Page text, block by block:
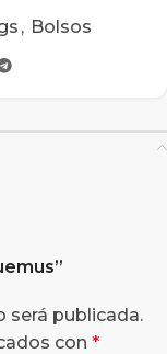
, Bolsos
”
será publicada.
con *